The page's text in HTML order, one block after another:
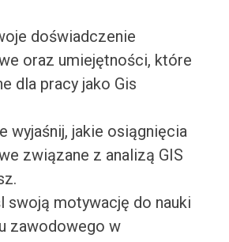
doświadczenie
oraz umiejętności, które
dla pracy jako Gis
wyjaśnij, jakie osiągnięcia
związane z analizą GIS
swoją motywację do nauki
zawodowego w